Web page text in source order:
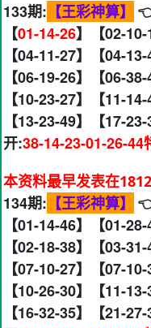
133期: 【王彩神算】
【01-14-26】【02-10-
【04-11-27】【04-
【06-19-26】【06-
【10-23-27】【11-
【13-23-49】【17-
开:38-14-23-01-26-44
本资料最早发表在
134期: 【王彩神算】
【01-14-46】【01-
【02-18-38】【03-
【07-10-27】【07-
【10-26-30】【11-
【16-32-35】【21-